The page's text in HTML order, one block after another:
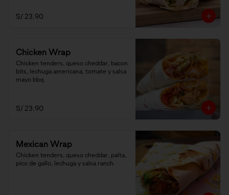
S/ 23.90
Chicken Wrap
Chicken tenders, queso cheddar, bacon
bits, lechuga americana, tomate y salsa
mayo bbq.
S/ 23.90
Mexican Wrap
Chicken tenders, queso cheddar, palta,
pico de gallo, lechuga y salsa ranch.